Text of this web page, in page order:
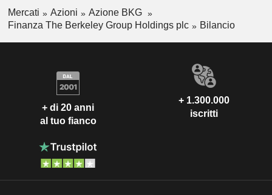
Mercati Azioni
Azione BKG
Finanza The Berkeley Group Holdings plc
Bilancio
+ di 20 anni
al tuo fianco
+ 1.300.000
iscritti